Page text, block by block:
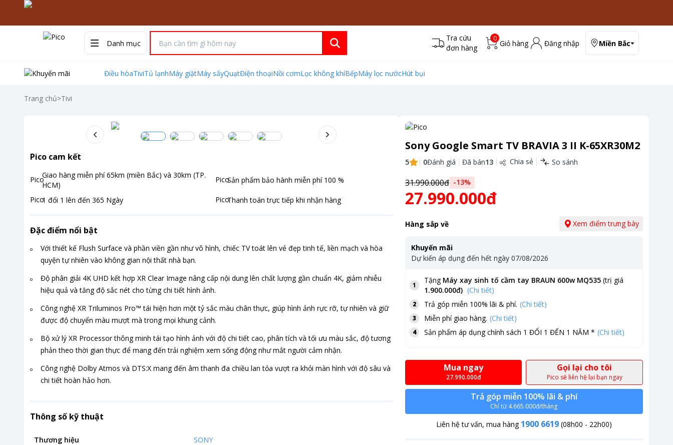
Danh mục
Tra cứu
đơn hàng
0
Giỏ hàng Đăng nhập Miền Bắc
Điều hòaTiviTủ lạnhMáy giặtMáy sấyQuạtĐiện thoạiNồi cơmLọc không khíBếpMáy lọc nướcHút bụi
Trang chủ>Tivi
Pico cam kết
Giao hàng miễn phí 65km (miền Bắc) và 30km (TP.
HCM)
Sản phẩm bảo hành miễn phí 100 %
1 đổi 1 lên đến 365 Ngày Thanh toán trực tiếp khi nhận hàng
Đặc điểm nổi bật
Với thiết kế Flush Surface và phần viền gần như vô hình, chiếc TV toát lên vẻ đẹp tinh tế, liền mạch và hòa
quyện tự nhiên vào không gian nội thất nhà bạn.
Độ phân giải 4K UHD kết hợp XR Clear Image nâng cấp nội dung lên chất lượng gần chuẩn 4K, giảm nhiễu
hiệu quả và tăng độ sắc nét cho từng chi tiết hình ảnh.
Công nghệ XR Triluminos Pro™ tái hiện hơn một tỷ sắc màu chân thực, giúp hình ảnh rực rỡ, tự nhiên và giữ
được độ chuyển màu mượt mà trong mọi khung cảnh.
Bộ xử lý XR Processor thông minh tái tạo hình ảnh với độ chi tiết cao, phân tích và tối ưu màu sắc, độ tương
phản theo thời gian thực để mang đến trải nghiệm xem sống động như mắt người cảm nhận.
Công nghệ Dolby Atmos và DTS:X mang đến âm thanh đa chiều lan tỏa vượt ra khỏi màn hình với độ sâu và
chi tiết hoàn hảo hơn.
Thông số kỹ thuật
Thương hiệu
SONY
Sony Google Smart TV BRAVIA 3 II K-65XR30M2
5 0Đánh giá Đã bán13 Chia sẻ So sánh
31.990.000đ -13%
27.990.000đ
Hàng sắp về Xem điểm trưng bày
Khuyến mãi
Dự kiến áp dụng đến hết ngày 07/08/2026
1
Tặng Máy xay sinh tố cầm tay BRAUN 600w MQ535(trị giá
1.900.000đ) (Chi tiết)
2 Trả góp miễn 100% lãi & phí. (Chi tiết)
3 Miễn phí giao hàng. (Chi tiết)
4 Sản phẩm áp dụng chính sách 1 ĐỔI 1 ĐẾN 1 NĂM * (Chi tiết)
Mua ngay
27.990.000đ
Gọi lại cho tôi
Pico sẽ liên hệ lại bạn ngay
Trả góp miễn 100% lãi & phí
Chỉ từ 4.665.000đ/tháng
Liên hệ tư vấn, mua hàng 1900 6619 (08h00 - 22h00)